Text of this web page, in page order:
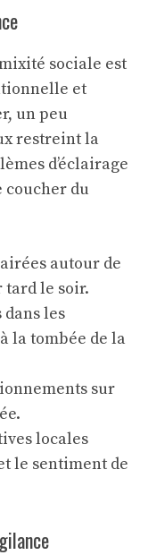
sociale est
et
un peu
restreint la
d’éclairage
coucher du
autour de
le soir.
les
la tombée de la
sur
locales
le sentiment de